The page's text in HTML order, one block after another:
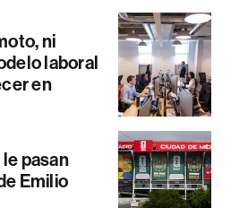
ni
laboral
en
pasan
Emilio